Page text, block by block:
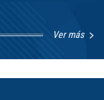
Ver más